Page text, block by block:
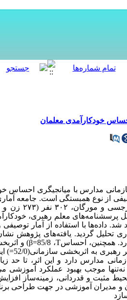
خودکارآمدی معلمان
مدارس با میانجیگری احساس
از نوع همبستگی است. جامعه
و مورگان، ۳۰۲ نفر (۲۷۳ زن و
پرسشنامه‌های معلم رهبری،
با آلفای کرونباخ به‌ترتیب 0/93 ، 0/91 و 0/96 برآورد شد. داده‌ها
تحلیل گردید. یافته‌های پژوهش
) وβ ، 85/8=Tهمچنین، احساس
به اثربخشی سازمانی(52/0=
)
مدارس دارد و این اثر، تا حد
موجب بهبود عملکرد آموزشی
مثبت و قدردانی، زمینه‌ساز
و مدیران آموزشی در جهت طراحی